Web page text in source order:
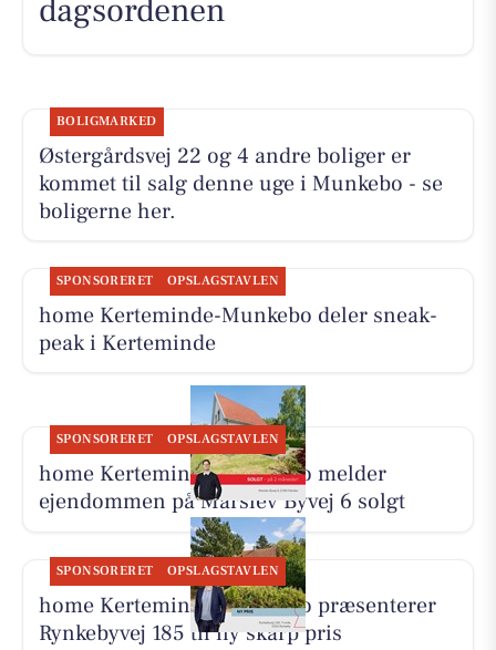
dagsordenen
BOLIGMARKED
Østergårdsvej 22 og 4 andre boliger er
kommet til salg denne uge i Munkebo - se
boligerne her.
SPONSORERET OPSLAGSTAVLEN
home Kerteminde-Munkebo deler sneak-
peak i Kerteminde
SPONSORERET OPSLAGSTAVLEN
home Kerteminde-Munkebo melder
ejendommen på Marslev Byvej 6 solgt
SPONSORERET OPSLAGSTAVLEN
home Kerteminde-Munkebo præsenterer
Rynkebyvej 185 til ny skarp pris